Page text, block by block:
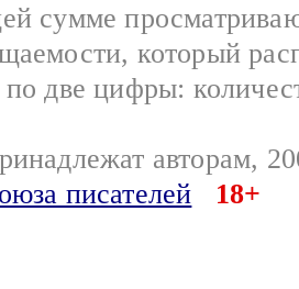
сумме
который
две цифры:
авторам,
писателей
18+